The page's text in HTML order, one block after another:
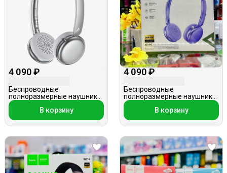
4 090 ₽
Беспроводные
полноразмерные наушники,
Acefast H8, серые
В корзину
4 090 ₽
Беспроводные
полноразмерные наушники,
Acefast H8, фиолетовые
В корзину